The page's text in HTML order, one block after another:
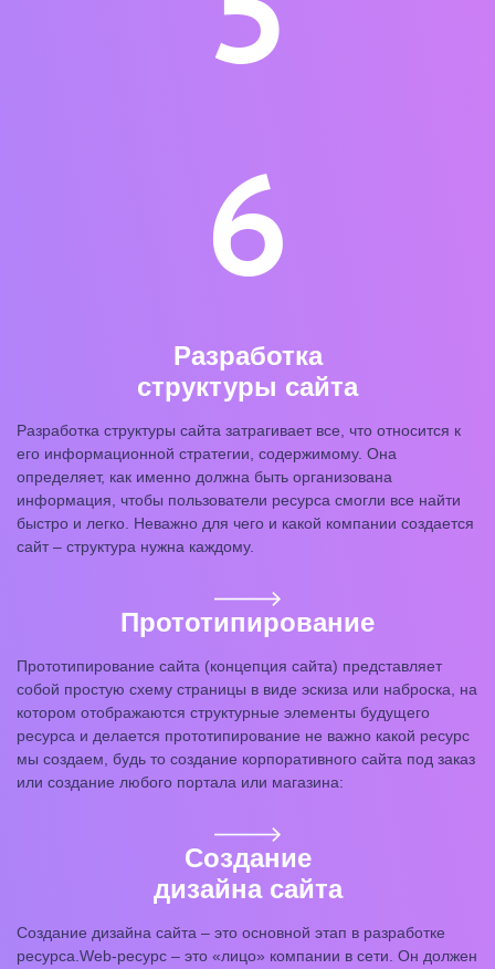
6
Разработка
структуры сайта
Разработка структуры сайта затрагивает все, что относится к
его информационной стратегии, содержимому. Она
определяет, как именно должна быть организована
информация, чтобы пользователи ресурса смогли все найти
быстро и легко. Неважно для чего и какой компании создается
сайт – структура нужна каждому.
Прототипирование
Прототипирование сайта (концепция сайта) представляет
собой простую схему страницы в виде эскиза или наброска, на
котором отображаются структурные элементы будущего
ресурса и делается прототипирование не важно какой ресурс
мы создаем, будь то создание корпоративного сайта под заказ
или создание любого портала или магазина:
Создание
дизайна сайта
Создание дизайна сайта – это основной этап в разработке
ресурса.Web-ресурс – это «лицо» компании в сети. Он должен